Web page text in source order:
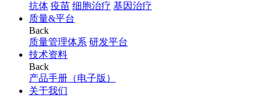
抗体 疫苗 细胞治疗 基因治疗
质量&平台
Back
质量管理体系 研发平台
技术资料
Back
产品手册（电子版）
关于我们